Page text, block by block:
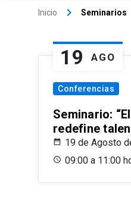
Inicio keyboard_arrow_right Seminarios
19 AGO
Conferencias
Seminario:
redefine
19 de Agosto
09:00 a 11:00